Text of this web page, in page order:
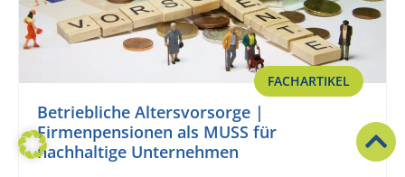
FACHARTIKEL
Betriebliche Altersvorsorge |
Firmenpensionen als MUSS für
nachhaltige Unternehmen